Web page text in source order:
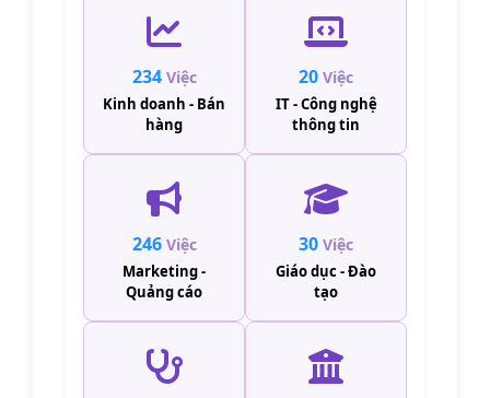
234 Việc
Kinh doanh - Bán
hàng
20 Việc
IT - Công nghệ
thông tin
246 Việc
Marketing -
Quảng cáo
30 Việc
Giáo dục - Đào
tạo